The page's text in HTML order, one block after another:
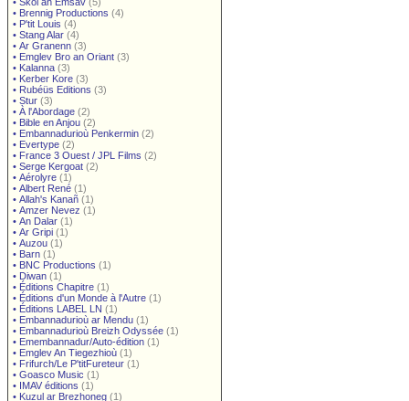
• Brennig Productions (4)
• P'tit Louis (4)
• Stang Alar (4)
• Ar Granenn (3)
• Emglev Bro an Oriant (3)
• Kalanna (3)
• Kerber Kore (3)
• Rubéüs Editions (3)
• Stur (3)
• À l'Abordage (2)
• Bible en Anjou (2)
• Embannadurioù Penkermin (2)
• Evertype (2)
• France 3 Ouest / JPL Films (2)
• Serge Kergoat (2)
• Aérolyre (1)
• Albert René (1)
• Allah's Kanañ (1)
• Amzer Nevez (1)
• An Dalar (1)
• Ar Gripi (1)
• Auzou (1)
• Barn (1)
• BNC Productions (1)
• Diwan (1)
• Éditions Chapitre (1)
• Éditions d'un Monde à l'Autre (1)
• Éditions LABEL LN (1)
• Embannadurioù ar Mendu (1)
• Embannadurioù Breizh Odyssée (1)
• Emembannadur/Auto-édition (1)
• Emglev An Tiegezhioù (1)
• Frifurch/Le P'titFureteur (1)
• Goasco Music (1)
• IMAV éditions (1)
• Kuzul ar Brezhoneg (1)